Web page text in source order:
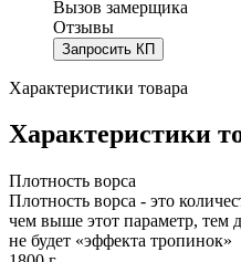
Вызов замерщика
Отзывы
Запросить КП
Характеристики товара
Характеристики
Плотность ворса
Плотность ворса - это
чем выше этот параметр, тем
не будет «эффекта тропинок»